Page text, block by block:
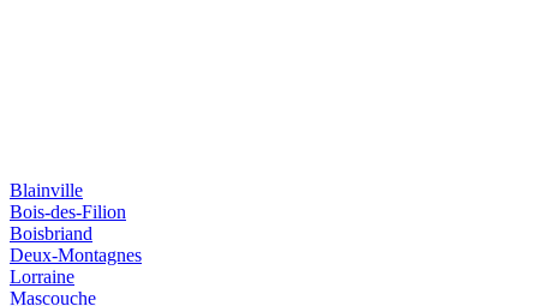
Blainville
Bois-des-Filion
Boisbriand
Deux-Montagnes
Lorraine
Mascouche